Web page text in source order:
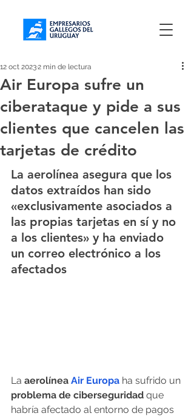
Air Europa sufre un
ciberataque y pide a sus
clientes que cancelen las
tarjetas de crédito
12 oct 20232 min de lectura
La aerolínea asegura que los
datos extraídos han sido
«exclusivamente asociados a
las propias tarjetas en sí y no
a los clientes» y ha enviado
un correo electrónico a los
afectados
La aerolínea Air Europa ha sufrido un
problema de ciberseguridad que
habría afectado al entorno de pagos